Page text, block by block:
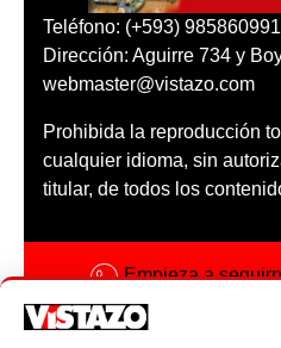
Teléfono: (+593)
Dirección: Aguirre 734 y
webmaster@vistazo.com
Prohibida la reproducción
cualquier idioma, sin
titular, de todos los
Empieza a